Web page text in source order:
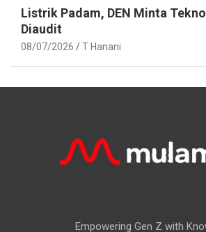
Listrik Padam, DEN Minta
Diaudit
08/07/2026 T Hanani
Empowering Gen Z with